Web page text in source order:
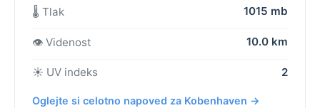
🌡️ Tlak 1015 mb
👁️ Videnost 10.0 km
☀️ UV indeks 2
Oglejte si celotno napoved za Kobenhaven →